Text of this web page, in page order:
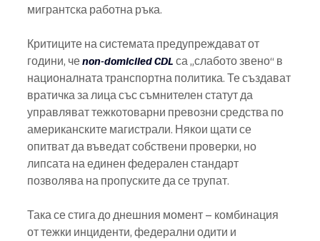
мигрантска работна ръка.
Критиците на системата предупреждават от
години, че non-domiciled CDL са „слабото звено“ в
националната транспортна политика. Те създават
вратичка за лица със съмнителен статут да
управляват тежкотоварни превозни средства по
американските магистрали. Някои щати се
опитват да въведат собствени проверки, но
липсата на единен федерален стандарт
позволява на пропуските да се трупат.
Така се стига до днешния момент – комбинация
от тежки инциденти, федерални одити и